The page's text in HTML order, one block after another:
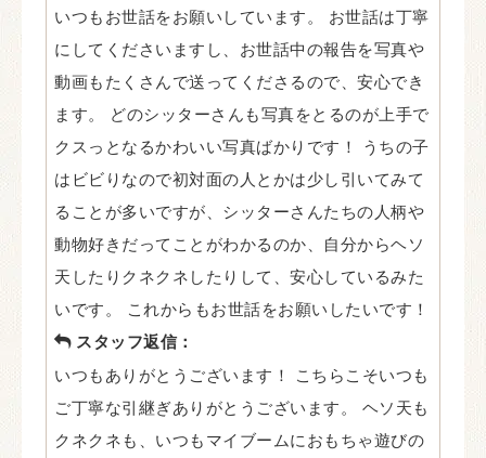
いつもお世話をお願いしています。 お世話は丁寧
にしてくださいますし、お世話中の報告を写真や
動画もたくさんで送ってくださるので、安心でき
ます。 どのシッターさんも写真をとるのが上手で
クスっとなるかわいい写真ばかりです！ うちの子
はビビりなので初対面の人とかは少し引いてみて
ることが多いですが、シッターさんたちの人柄や
動物好きだってことがわかるのか、自分からヘソ
天したりクネクネしたりして、安心しているみた
いです。 これからもお世話をお願いしたいです！
スタッフ返信：
いつもありがとうございます！ こちらこそいつも
ご丁寧な引継ぎありがとうございます。 ヘソ天も
クネクネも、いつもマイブームにおもちゃ遊びの